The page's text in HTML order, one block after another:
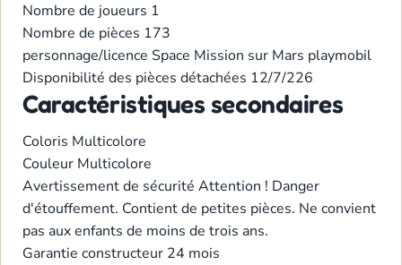
Nombre de joueurs 1
Nombre de pièces 173
personnage/licence Space Mission sur Mars playmobil
Disponibilité des pièces détachées 12/7/226
Caractéristiques secondaires
Coloris Multicolore
Couleur Multicolore
Avertissement de sécurité Attention ! Danger
d'étouffement. Contient de petites pièces. Ne convient
pas aux enfants de moins de trois ans.
Garantie constructeur 24 mois